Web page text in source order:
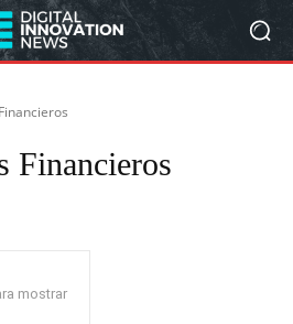
Financieros
mostrar